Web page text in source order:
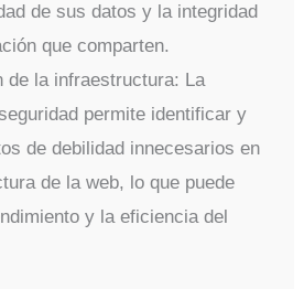
de sus datos y la integridad
que comparten.
de la infraestructura: La
permite identificar y
de debilidad innecesarios en
de la web, lo que puede
y la eficiencia del